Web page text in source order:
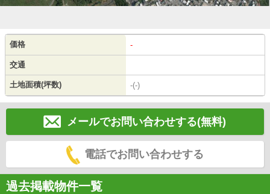
価格 -
交通
土地面積(坪数) -(-)
メールでお問い合わせする(無料)
電話でお問い合わせする
過去掲載物件一覧